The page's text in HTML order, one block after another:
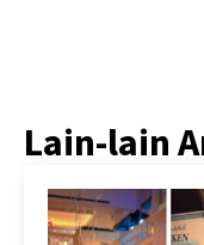
Lain-lain